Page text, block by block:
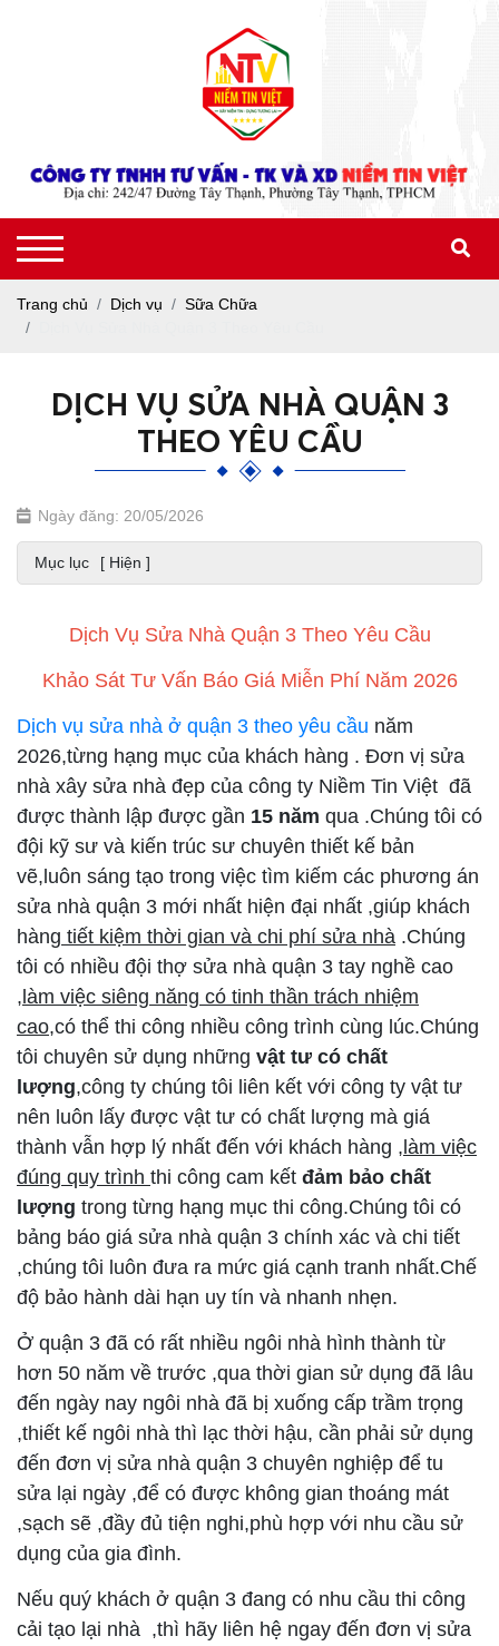
Trang chủ Dịch vụ
Sữa Chữa
DỊCH VỤ SỬA NHÀ QUẬN 3
THEO YÊU CẦU
Ngày đăng: 20/05/2026
Mục lục [ Hiện ]
Dịch Vụ Sửa Nhà Quận 3 Theo Yêu Cầu
Khảo Sát Tư Vấn Báo Giá Miễn Phí Năm 2026
Dịch vụ sửa nhà ở quận 3 theo yêu cầu năm
2026,từng hạng mục của khách hàng . Đơn vị sửa
nhà xây sửa nhà đẹp của công ty Niềm Tin Việt đã
được thành lập được gần 15 năm qua .Chúng tôi có
đội kỹ sư và kiến trúc sư chuyên thiết kế bản
vẽ,luôn sáng tạo trong việc tìm kiếm các phương án
sửa nhà quận 3 mới nhất hiện đại nhất ,giúp khách
hàng tiết kiệm thời gian và chi phí sửa nhà .Chúng
tôi có nhiều đội thợ sửa nhà quận 3 tay nghề cao
,làm việc siêng năng có tinh thần trách nhiệm
cao,có thể thi công nhiều công trình cùng lúc.Chúng
tôi chuyên sử dụng những vật tư có chất
lượng,công ty chúng tôi liên kết với công ty vật tư
nên luôn lấy được vật tư có chất lượng mà giá
thành vẫn hợp lý nhất đến với khách hàng ,làm việc
đúng quy trình thi công cam kết đảm bảo chất
lượng trong từng hạng mục thi công.Chúng tôi có
bảng báo giá sửa nhà quận 3 chính xác và chi tiết
,chúng tôi luôn đưa ra mức giá cạnh tranh nhất.Chế
độ bảo hành dài hạn uy tín và nhanh nhẹn.
Ở quận 3 đã có rất nhiều ngôi nhà hình thành từ
hơn 50 năm về trước ,qua thời gian sử dụng đã lâu
đến ngày nay ngôi nhà đã bị xuống cấp trầm trọng
,thiết kế ngôi nhà thì lạc thời hậu, cần phải sử dụng
đến đơn vị sửa nhà quận 3 chuyên nghiệp để tu
sửa lại ngày ,để có được không gian thoáng mát
,sạch sẽ ,đầy đủ tiện nghi,phù hợp với nhu cầu sử
dụng của gia đình.
Nếu quý khách ở quận 3 đang có nhu cầu thi công
cải tạo lại nhà ,thì hãy liên hệ ngay đến đơn vị sửa